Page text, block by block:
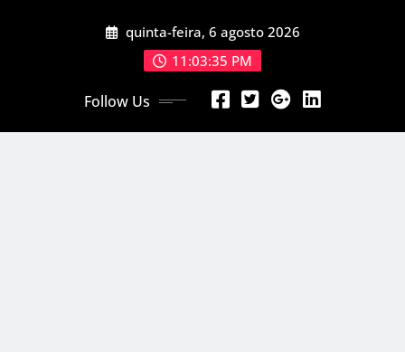
quinta-feira, 6 agosto 2026
11:03:37 PM
Follow Us